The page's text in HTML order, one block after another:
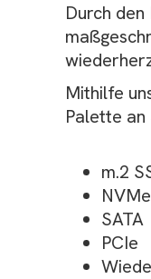
Durch
Mithilfe
Palette
m.2
NVMe
SATA
PCIe